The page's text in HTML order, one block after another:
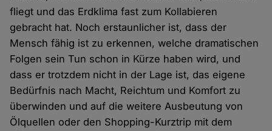
fliegt und das Erdklima fast zum Kollabieren
gebracht hat. Noch erstaunlicher ist, dass der
Mensch fähig ist zu erkennen, welche dramatischen
Folgen sein Tun schon in Kürze haben wird, und
dass er trotzdem nicht in der Lage ist, das eigene
Bedürfnis nach Macht, Reichtum und Komfort zu
überwinden und auf die weitere Ausbeutung von
Ölquellen oder den Shopping-Kurztrip mit dem